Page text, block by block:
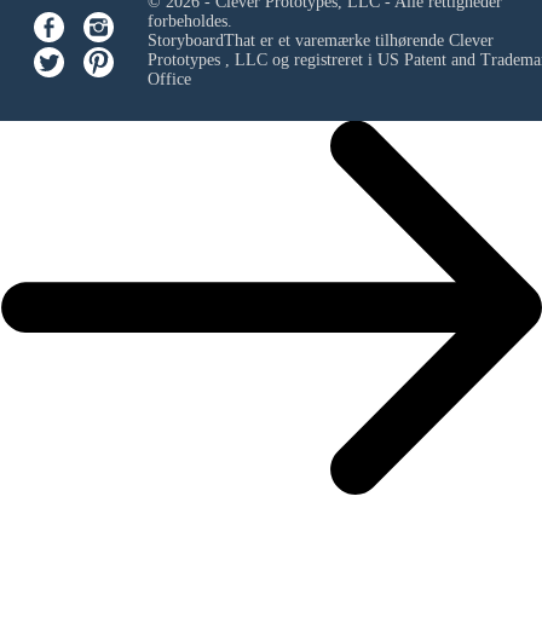
forbeholdes.
StoryboardThat er et varemærke tilhørende Clever
Prototypes , LLCog registreret i US Patent and
Office